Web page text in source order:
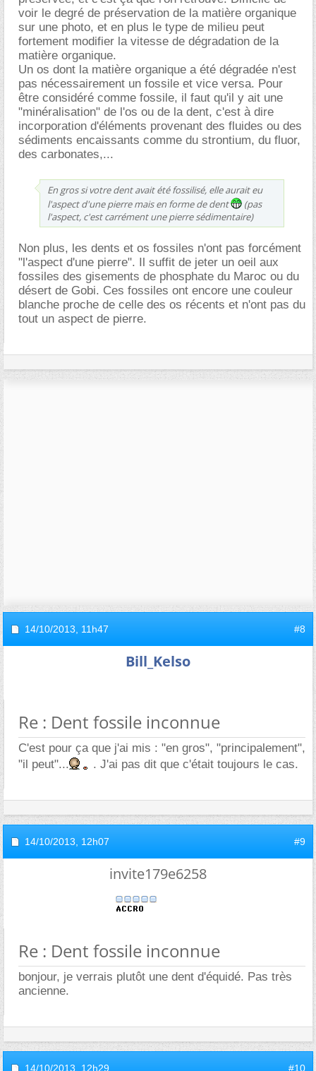
voir le degré de préservation de la matière organique
sur une photo, et en plus le type de milieu peut
fortement modifier la vitesse de dégradation de la
matière organique.
Un os dont la matière organique a été dégradée n'est
pas nécessairement un fossile et vice versa. Pour
être considéré comme fossile, il faut qu'il y ait une
"minéralisation" de l'os ou de la dent, c'est à dire
incorporation d'éléments provenant des fluides ou des
sédiments encaissants comme du strontium, du fluor,
des carbonates,...
En gros si votre dent avait été fossilisé, elle aurait eu
l'aspect d'une pierre mais en forme de dent
(pas
l'aspect, c'est carrément une pierre sédimentaire)
Non plus, les dents et os fossiles n'ont pas forcément
"l'aspect d'une pierre". Il suffit de jeter un oeil aux
fossiles des gisements de phosphate du Maroc ou du
désert de Gobi. Ces fossiles ont encore une couleur
blanche proche de celle des os récents et n'ont pas du
tout un aspect de pierre.
14/10/2013, 11h47 #8
Bill_Kelso
Re : Dent fossile inconnue
C'est pour ça que j'ai mis : "en gros", "principalement",
"il peut"...
. J'ai pas dit que c'était toujours le cas.
14/10/2013, 12h07 #9
invite179e6258
Re : Dent fossile inconnue
bonjour, je verrais plutôt une dent d'équidé. Pas très
ancienne.
14/10/2013, 12h29 #10